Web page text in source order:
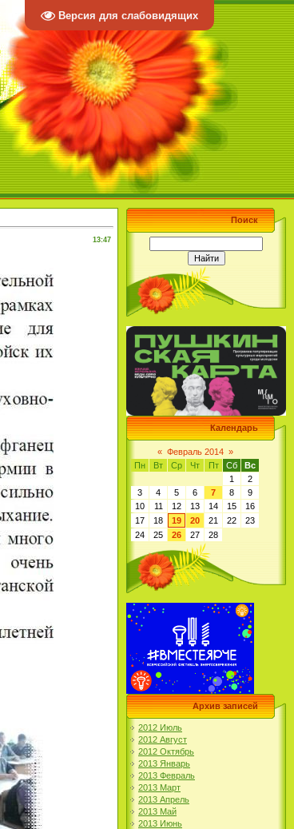
Версия для слабовидящих
13:47
Поиск
Календарь
« Февраль 2014 »
Пн
Вт Ср Чт Пт Сб
Вс
1
2
3
4 5 6 7 8
9
10
11 12 13 14 15
16
17
18 19 20 21 22
23
24
25 26 27 28
Архив записей
2012 Июль
2012 Август
2012 Октябрь
2013 Январь
2013 Февраль
2013 Март
2013 Апрель
2013 Май
2013 Июнь